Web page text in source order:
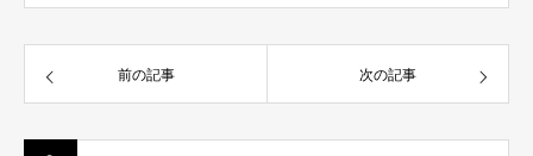
前の記事 次の記事